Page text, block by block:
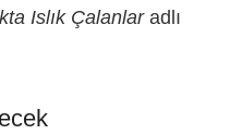
Islık Çalanlaradlı